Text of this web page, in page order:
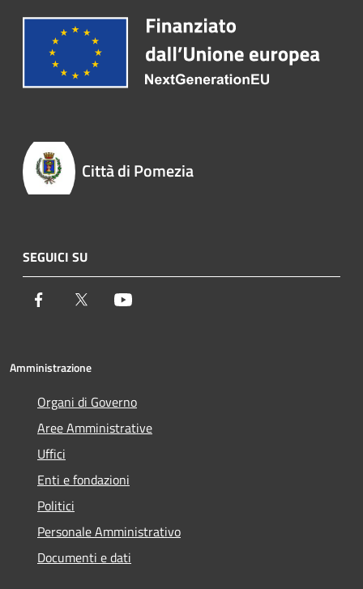
Città di Pomezia
SEGUICI SU
Facebook Twitter
Amministrazione
Organi di Governo
Aree Amministrative
Uffici
Enti e fondazioni
Politici
Personale Amministrativo
Documenti e dati